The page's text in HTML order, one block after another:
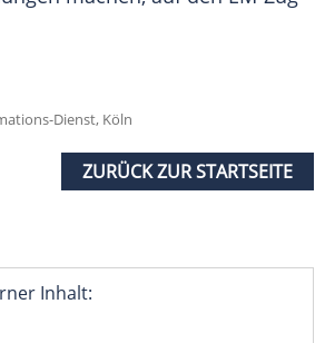
Dienst, Köln
ZURÜCK ZUR STARTSEITE
Inhalt: